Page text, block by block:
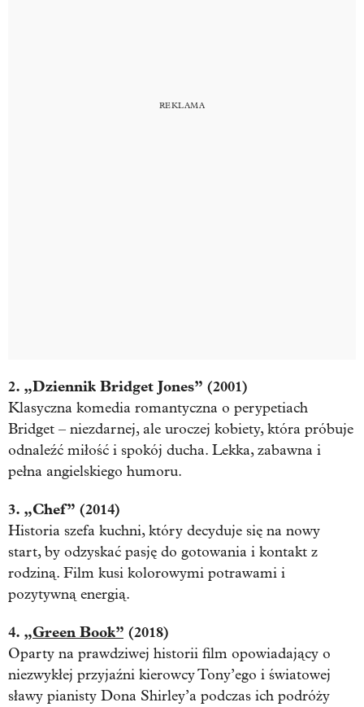
2. „Dziennik Bridget Jones” (2001)
Klasyczna komedia romantyczna o perypetiach
Bridget – niezdarnej, ale uroczej kobiety, która próbuje
odnaleźć miłość i spokój ducha. Lekka, zabawna i
pełna angielskiego humoru.
3. „Chef” (2014)
Historia szefa kuchni, który decyduje się na nowy
start, by odzyskać pasję do gotowania i kontakt z
rodziną. Film kusi kolorowymi potrawami i
pozytywną energią.
4. „Green Book” (2018)
Oparty na prawdziwej historii film opowiadający o
niezwykłej przyjaźni kierowcy Tony’ego i światowej
sławy pianisty Dona Shirley’a podczas ich podróży